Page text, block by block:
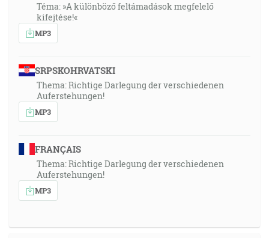
Téma: »A különböző feltámadások megfelelő
kifejtése!«
MP3
SRPSKOHRVATSKI
Thema: Richtige Darlegung der verschiedenen
Auferstehungen!
MP3
FRANÇAIS
Thema: Richtige Darlegung der verschiedenen
Auferstehungen!
MP3